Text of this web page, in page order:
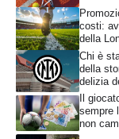
costi:
della
Chi è
della
delizia
Il
sempre
non